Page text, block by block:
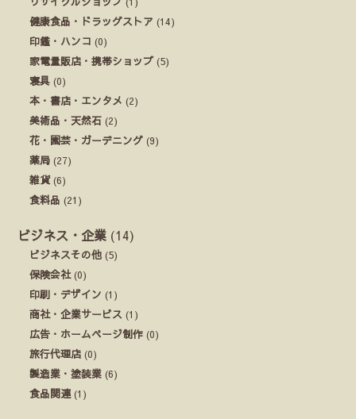
健康食品・ドラッグストア (14)
印鑑・ハンコ (0)
家電量販店・携帯ショップ (5)
寝具 (0)
本・書店・エンタメ (2)
美術品・天然石 (2)
花・園芸・ガーデニング (9)
薬局 (27)
雑貨(6)
食料品 (21)
ビジネス・企業 (14)
ビジネスその他 (5)
保険会社(0)
印刷・デザイン (1)
商社・企業サービス (1)
広告・ホームページ制作 (0)
旅行代理店 (0)
製造業・塗装業 (6)
食品関連 (1)